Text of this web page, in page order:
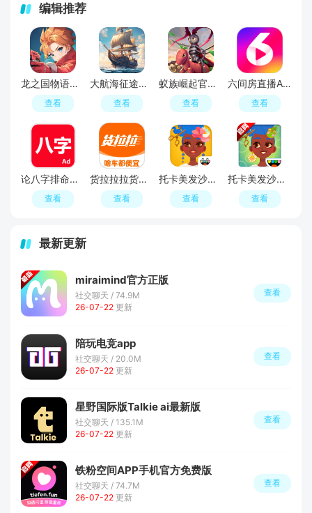
编辑推荐
龙之国物语官方正版
查看
大航海征途游戏官方最新版
查看
蚁族崛起官方正版
查看
六间房直播APP最新版
查看
论八字排命盘免费版
查看
货拉拉拉货平台APP官方版
查看
托卡美发沙龙4全解锁版
查看
托卡美发沙龙4官方正版
查看
最新更新
miraimind官方正版
社交聊天 / 74.9M
26-07-22 更新
查看
陪玩电竞app
社交聊天 / 20.0M
26-07-22 更新
查看
星野国际版Talkie ai最新版
社交聊天 / 135.1M
26-07-22 更新
查看
铁粉空间APP手机官方免费版
社交聊天 / 74.7M
26-07-22 更新
查看